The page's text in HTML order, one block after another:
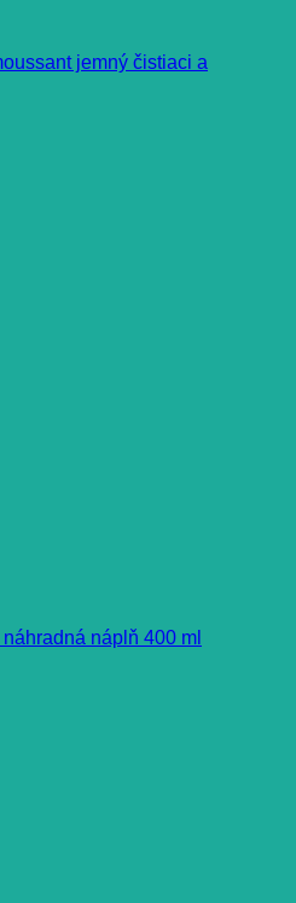
jemný čistiaci a
náplň 400 ml